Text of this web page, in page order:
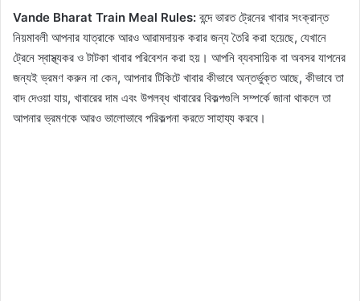
Vande Bharat Train Meal Rules: বন্দে ভারত ট্রেনের খাবার সংক্রান্ত
নিয়মাবলী আপনার যাত্রাকে আরও আরামদায়ক করার জন্য তৈরি করা হয়েছে, যেখানে
ট্রেনে স্বাস্থ্যকর ও টাটকা খাবার পরিবেশন করা হয়। আপনি ব্যবসায়িক বা অবসর যাপনের
জন্যই ভ্রমণ করুন না কেন, আপনার টিকিটে খাবার কীভাবে অন্তর্ভুক্ত আছে, কীভাবে তা
বাদ দেওয়া যায়, খাবারের দাম এবং উপলব্ধ খাবারের বিকল্পগুলি সম্পর্কে জানা থাকলে তা
আপনার ভ্রমণকে আরও ভালোভাবে পরিকল্পনা করতে সাহায্য করবে।